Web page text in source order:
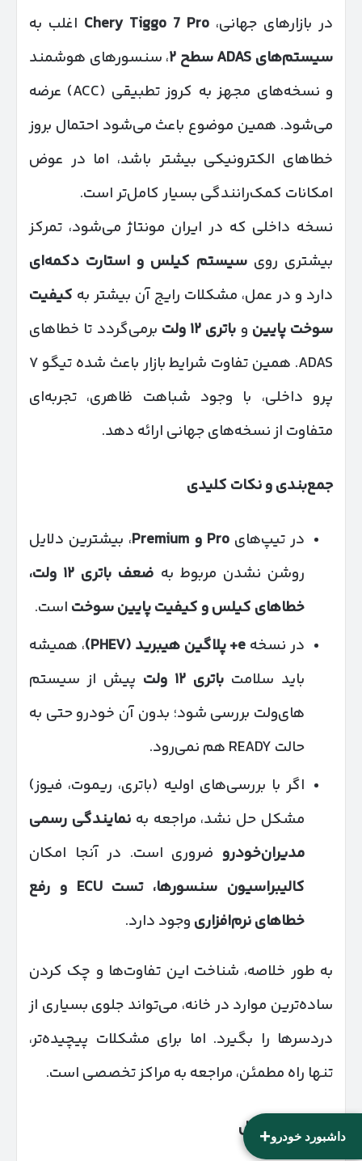
در بازارهای جهانی، Chery Tiggo 7 Pro اغلب به
سیستم‌های
سطح ۲، سنسورهای هوشمند
و نسخه‌های مجهز به کروز تطبیقی (ACC) عرضه
می‌شود. همین موضوع باعث می‌شود احتمال بروز
خطاهای الکترونیکی بیشتر باشد، اما در عوض
امکانات کمک‌رانندگی بسیار کامل‌تر است.
نسخه داخلی که در ایران مونتاژ می‌شود، تمرکز
بیشتری روی سیستم کیلس و استارت دکمه‌ای
دارد و در عمل، مشکلات رایج آن بیشتر به کیفیت
سوخت پایین و باتری ۱۲ ولت برمی‌گردد تا خطاهای
ADAS. همین تفاوت شرایط بازار باعث شده تیگو ۷
پرو داخلی، با وجود شباهت ظاهری، تجربه‌ای
متفاوت از نسخه‌های جهانی ارائه دهد.
جمع‌بندی و نکات کلیدی
در تیپ‌هایPro و
، بیشترین دلایل
روشن نشدن مربوط به ضعف باتری ۱۲ ولت،
خطاهای کیلس و کیفیت پایین سوخت است.
در نسخه e+ پلاگین هیبرید (PHEV)
، همیشه
باید سلامت باتری ۱۲ ولت پیش از سیستم
های‌ولت بررسی شود؛ بدون آن خودرو حتی به
حالت READY هم نمی‌رود.
اگر با بررسی‌های اولیه (باتری، ریموت، فیوز)
مشکل حل نشد، مراجعه بهنمایندگی رسمی
مدیران‌خودرو ضروری است. در آنجا امکان
کالیبراسیون سنسورها، تست ECU
و رفع
خطاهای نرم‌افزاری وجود دارد.
به طور خلاصه، شناخت این تفاوت‌ها و چک کردن
ساده‌ترین موارد در خانه، می‌تواند جلوی بسیاری از
دردسرها را بگیرد. اما برای مشکلات پیچیده‌تر،
تنها راه مطمئن، مراجعه به مراکز تخصصی است.
سوالات متداول
+داشبورد خودرو